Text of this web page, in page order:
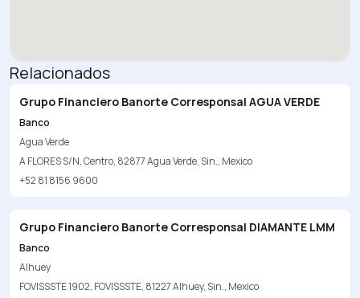
Relacionados
Grupo Financiero Banorte Corresponsal AGUA VERDE
Banco
Agua Verde
A FLORES S/N, Centro, 82877 Agua Verde, Sin., Mexico
+52 81 8156 9600
Grupo Financiero Banorte Corresponsal DIAMANTE LMM
Banco
Alhuey
FOVISSSTE 1902, FOVISSSTE, 81227 Alhuey, Sin., Mexico